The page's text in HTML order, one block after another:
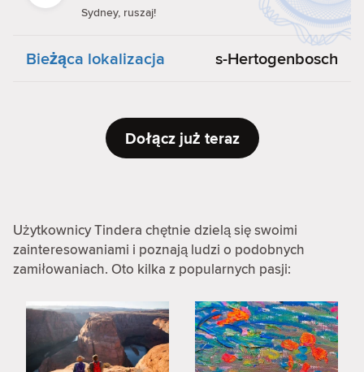
Sydney, ruszaj!
Bieżąca lokalizacja s-Hertogenbosch
Dołącz już teraz
Użytkownicy Tindera chętnie dzielą się swoimi
zainteresowaniami i poznają ludzi o podobnych
zamiłowaniach. Oto kilka z popularnych pasji: